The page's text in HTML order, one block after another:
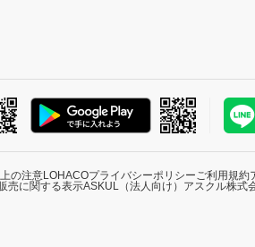
の注意LOHACOプライバシーポリシーご利用規約
売に関する表示ASKUL（法人向け） アスクル株式